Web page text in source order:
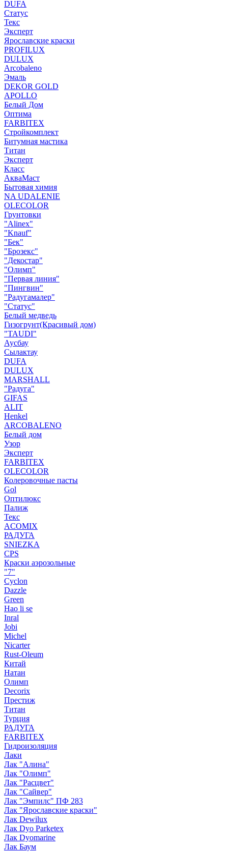
DUFA
Статус
Текс
Эксперт
Ярославские краски
PROFILUX
DULUX
Arcobaleno
Эмаль
DEKOR GOLD
APOLLO
Белый Дом
Оптима
FARBITEX
Стройкомплект
Битумная мастика
Титан
Эксперт
Класс
АкваМаст
Бытовая химия
NA UDALENIE
OLECOLOR
Грунтовки
"Alinex"
"Knauf"
"Бек"
"Брозекс"
"Декостар"
"Олимп"
"Первая линия"
"Пингвин"
"Радугамалер"
"Статус"
Белый медведь
Гизогрунт(Красивый дом)
"TAUDI"
Аусбау
Сылактау
DUFA
DULUX
MARSHALL
"Радуга"
GIFAS
ALIT
Henkel
ARCOBALENO
Белый дом
Узор
Эксперт
FARBITEX
OLECOLOR
Колеровочные пасты
Gol
Оптилюкс
Палиж
Текс
ACOMIX
РАДУГА
SNIEZKA
CPS
Краски аэрозольные
"7"
Cyclon
Dazzle
Green
Hao li se
Inral
Jobi
Michel
Nicarter
Rust-Oleum
Китай
Натан
Олимп
Decorix
Престиж
Титан
Турция
РАДУГА
FARBITEX
Гидроизоляция
Лаки
Лак "Алина"
Лак "Олимп"
Лак "Расцвет"
Лак "Сайвер"
Лак "Эмпилс" ПФ 283
Лак "Ярославские краски"
Лак Dewilux
Лак Dyo Parketex
Лак Dyomarine
Лак Баум